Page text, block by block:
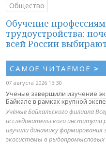
Общество
Обучение
трудоустройства:
всей России
САМОЕ ЧИТАЕМОЕ >
07 августа 2026 13:30
Учёные завершили изучение
Байкале в рамках крупной
Учёные Байкальского филиала
исследовательского института
изучили динамику формирования
экосистемы в рыбопромысловых